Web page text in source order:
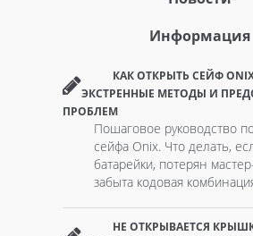
Информация
КАК ОТКРЫТЬ СЕЙФ ONIX
ЭКСТРЕННЫЕ МЕТОДЫ И
ПРОБЛЕМ
Пошаговое руководство
сейфа Onix. Что делать,
батарейки, потерян
забыта кодовая
НЕ ОТКРЫВАЕТСЯ